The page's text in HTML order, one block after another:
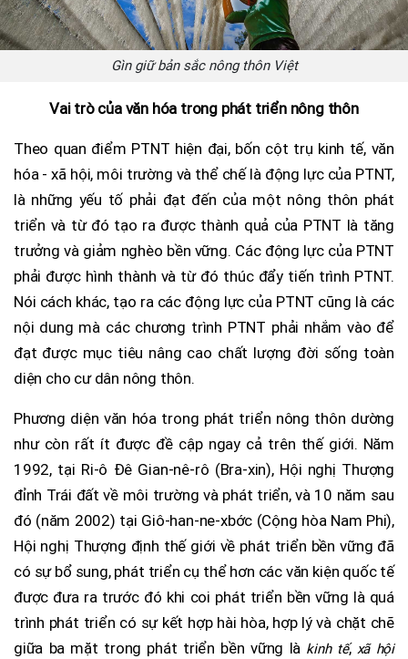
Gìn giữ bản sắc nông thôn Việt
Vai trò của văn hóa trong phát triển nông thôn
Theo quan điểm PTNT hiện đại, bốn cột trụ kinh tế, văn
hóa - xã hội, môi trường và thể chế là động lực của PTNT,
là những yếu tố phải đạt đến của một nông thôn phát
triển và từ đó tạo ra được thành quả của PTNT là tăng
trưởng và giảm nghèo bền vững. Các động lực của PTNT
phải được hình thành và từ đó thúc đẩy tiến trình PTNT.
Nói cách khác, tạo ra các động lực của PTNT cũng là các
nội dung mà các chương trình PTNT phải nhắm vào để
đạt được mục tiêu nâng cao chất lượng đời sống toàn
diện cho cư dân nông thôn.
Phương diện văn hóa trong phát triển nông thôn dường
như còn rất ít được đề cập ngay cả trên thế giới. Năm
1992, tại Ri-ô Đê Gian-nê-rô (Bra-xin), Hội nghị Thượng
đỉnh Trái đất về môi trường và phát triển, và 10 năm sau
đó (năm 2002) tại Giô-han-ne-xbớc (Cộng hòa Nam Phi),
Hội nghị Thượng định thế giới về phát triển bền vững đã
có sự bổ sung, phát triển cụ thể hơn các văn kiện quốc tế
được đưa ra trước đó khi coi phát triển bền vững là quá
trình phát triển có sự kết hợp hài hòa, hợp lý và chặt chẽ
giữa ba mặt trong phát triển bền vững là kinh tế, xã hội